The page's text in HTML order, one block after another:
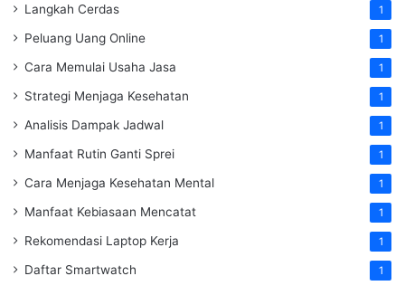
Langkah Cerdas 1
Peluang Uang Online 1
Cara Memulai Usaha Jasa 1
Strategi Menjaga Kesehatan 1
Analisis Dampak Jadwal 1
Manfaat Rutin Ganti Sprei 1
Cara Menjaga Kesehatan Mental 1
Manfaat Kebiasaan Mencatat 1
Rekomendasi Laptop Kerja 1
Daftar Smartwatch 1